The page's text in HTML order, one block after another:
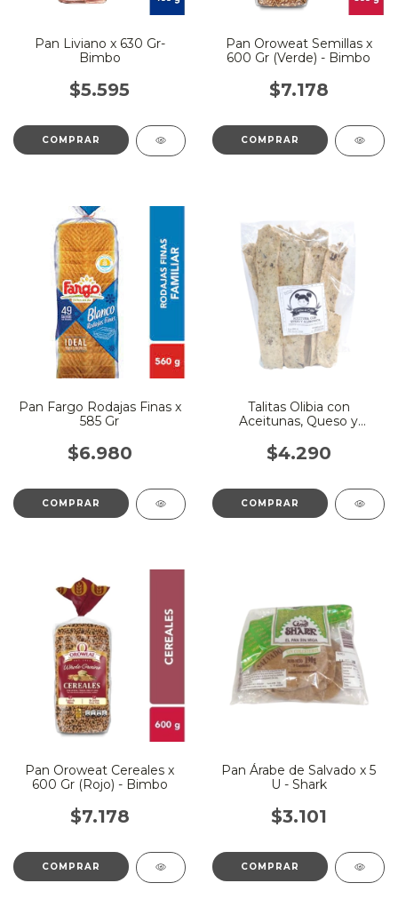
Pan Liviano x 630 Gr-
Bimbo
$5.595
Pan Oroweat Semillas x
600 Gr (Verde) - Bimbo
$7.178
Pan Fargo Rodajas Finas x
585 Gr
$6.980
Talitas Olibia con
Aceitunas, Queso y
$4.290
Pan Oroweat Cereales x
600 Gr (Rojo) - Bimbo
$7.178
Pan Árabe de Salvado x 5
U - Shark
$3.101